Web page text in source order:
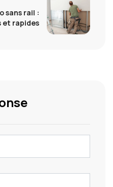
sans rail :
et rapides